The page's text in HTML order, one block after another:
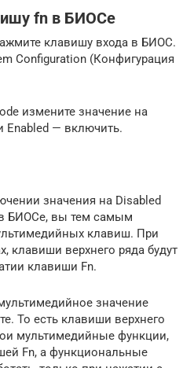
fn в БИОСе
клавишу входа в БИОС.
Configuration (Конфигурация
измените значение на
Enabled — включить.
значения на Disabled
в БИОСе, вы тем самым
клавиш. При
клавиши верхнего ряда будут
клавиши Fn.
значение
То есть клавиши верхнего
мультимедийные функции,
Fn, а функциональные